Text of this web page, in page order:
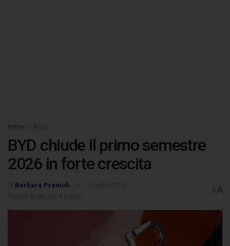
Home
BYD chiude il primo semestre
2026 in forte crescita
Barbara Premoli
AA